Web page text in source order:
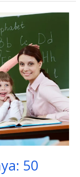
50